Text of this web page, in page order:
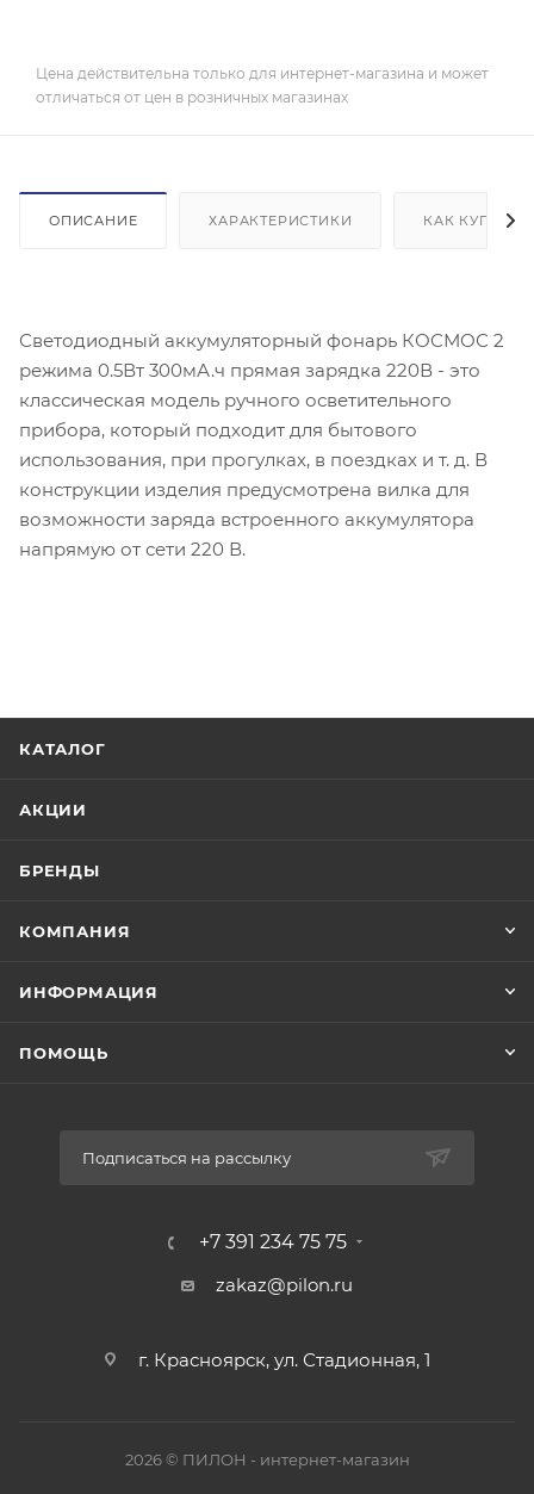
Цена действительна только для интернет-магазина и может
отличаться от цен в розничных магазинах
ОПИСАНИЕ ХАРАКТЕРИСТИКИ КАК КУПИТЬ
Светодиодный аккумуляторный фонарь КОСМОС 2
режима 0.5Вт 300мА.ч прямая зарядка 220В - это
классическая модель ручного осветительного
прибора, который подходит для бытового
использования, при прогулках, в поездках и т. д. В
конструкции изделия предусмотрена вилка для
возможности заряда встроенного аккумулятора
напрямую от сети 220 В.
КАТАЛОГ
АКЦИИ
БРЕНДЫ
КОМПАНИЯ
ИНФОРМАЦИЯ
ПОМОЩЬ
Подписаться на рассылку
+7 391 234 75 75
zakaz@pilon.ru
г. Красноярск, ул. Стадионная, 1
2026 © ПИЛОН - интернет-магазин